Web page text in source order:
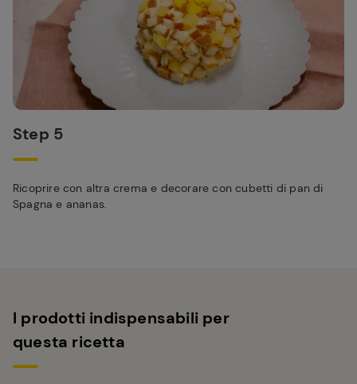
Step 5
Ricoprire con altra crema e decorare con cubetti di pan di
Spagna e ananas.
I prodotti indispensabili per
questa ricetta